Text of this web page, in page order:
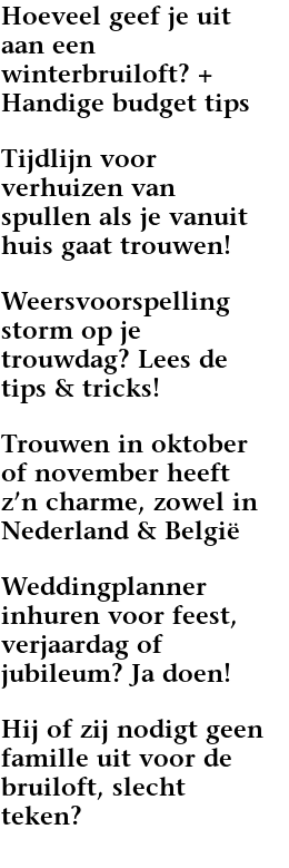
Hoeveel geef je uit
aan een
winterbruiloft? +
Handige budget tips
Tijdlijn voor
verhuizen van
spullen als je vanuit
huis gaat trouwen!
Weersvoorspelling
storm op je
trouwdag? Lees de
tips & tricks!
Trouwen in oktober
of november heeft
z’n charme, zowel in
Nederland & België
Weddingplanner
inhuren voor feest,
verjaardag of
jubileum? Ja doen!
Hij of zij nodigt geen
famille uit voor de
bruiloft, slecht
teken?